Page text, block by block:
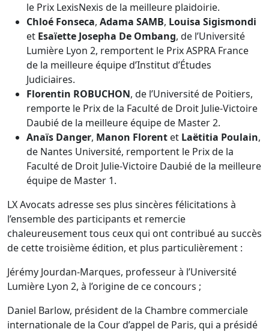
le Prix LexisNexis de la meilleure plaidoirie.
Chloé Fonseca, Adama SAMB, Louisa Sigismondi
et Esaïette Josepha De Ombang, de l’Université
Lumière Lyon 2, remportent le Prix ASPRA France
de la meilleure équipe d’Institut d’Études
Judiciaires.
Florentin ROBUCHON, de l’Université de Poitiers,
remporte le Prix de la Faculté de Droit Julie-Victoire
Daubié de la meilleure équipe de Master 2.
Anaïs Danger, Manon Florent et Laëtitia Poulain,
de Nantes Université, remportent le Prix de la
Faculté de Droit Julie-Victoire Daubié de la meilleure
équipe de Master 1.
LX Avocats adresse ses plus sincères félicitations à
l’ensemble des participants et remercie
chaleureusement tous ceux qui ont contribué au succès
de cette troisième édition, et plus particulièrement :
Jérémy Jourdan-Marques, professeur à l’Université
Lumière Lyon 2, à l’origine de ce concours ;
Daniel Barlow, président de la Chambre commerciale
internationale de la Cour d’appel de Paris, qui a présidé